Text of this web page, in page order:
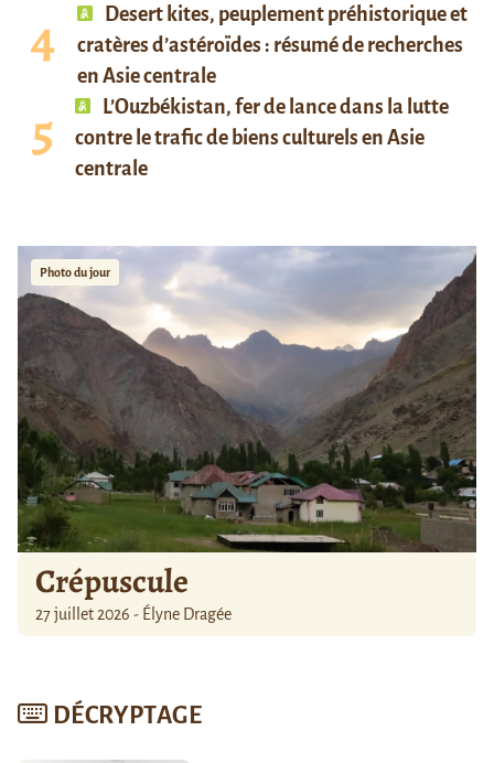
Desert kites, peuplement préhistorique et
cratères d’astéroïdes : résumé de recherches
en Asie centrale
L’Ouzbékistan, fer de lance dans la lutte
contre le trafic de biens culturels en Asie
centrale
Photo du jour
Crépuscule
27 juillet 2026 - Élyne Dragée
DÉCRYPTAGE